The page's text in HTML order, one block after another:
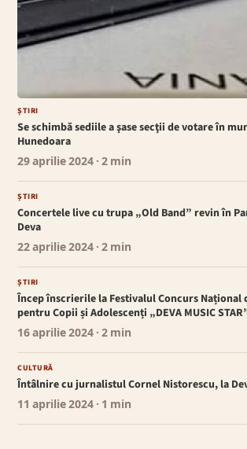
ȘTIRI
Se schimbă sediile a şase secţii de votare în
Hunedoara
29 aprilie 2024 · 2 min
ȘTIRI
Concertele live cu trupa „Old Band” revin în
Deva
22 aprilie 2024 · 2 min
ȘTIRI
Încep înscrierile la Festivalul Concurs Național
pentru Copii și Adolescenți „DEVA MUSIC
16 aprilie 2024 · 2 min
CULTURĂ
Întâlnire cu jurnalistul Cornel Nistorescu, la
11 aprilie 2024 · 1 min